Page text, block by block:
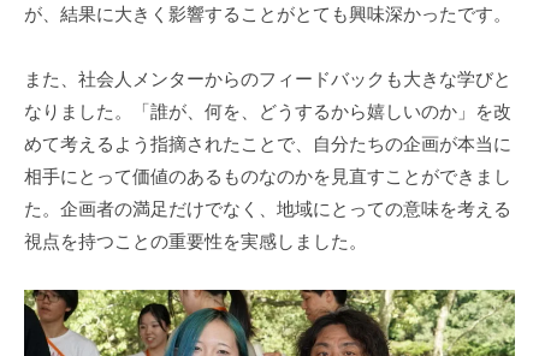
が、結果に大きく影響することがとても興味深かったです。
また、社会人メンターからのフィードバックも大きな学びと
なりました。「誰が、何を、どうするから嬉しいのか」を改
めて考えるよう指摘されたことで、自分たちの企画が本当に
相手にとって価値のあるものなのかを見直すことができまし
た。企画者の満足だけでなく、地域にとっての意味を考える
視点を持つことの重要性を実感しました。